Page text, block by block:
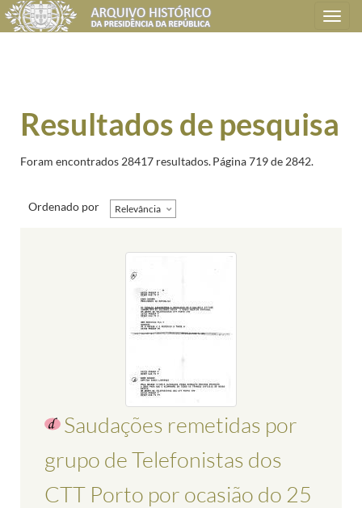
Toggle
navigation
Resultados de pesquisa
Foram encontrados 28417 resultados.Página 719 de 2842.
Ordenado por Relevância
Saudações remetidas por
grupo de Telefonistas dos
CTT Porto por ocasião do 25